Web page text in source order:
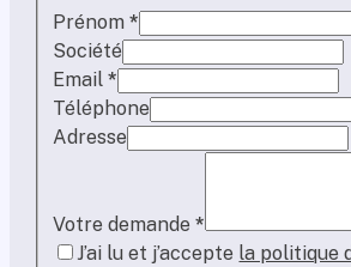
Prénom *
Société
Email *
Téléphone
Adresse
Votre demande *
J’ai lu et j’accepte la politique